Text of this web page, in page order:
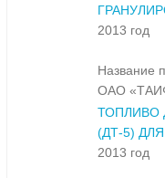
2013 год
Название
ОАО
ТОПЛИВО
(ДТ-5)
2013 год